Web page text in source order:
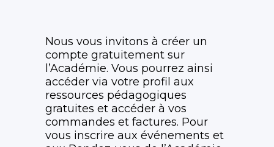
Nous vous invitons à créer un
compte gratuitement sur
l’Académie. Vous pourrez ainsi
accéder via votre profil aux
ressources pédagogiques
gratuites et accéder à vos
commandes et factures. Pour
vous inscrire aux événements et